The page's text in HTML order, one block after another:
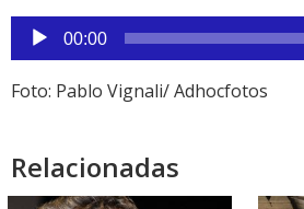
Reproductor
de
audio
00:00
Foto: Pablo Vignali/ Adhocfotos
Relacionadas